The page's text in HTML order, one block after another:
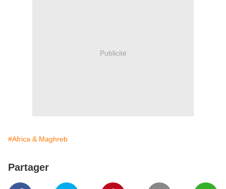
Publicité
#Africa & Maghreb
Partager